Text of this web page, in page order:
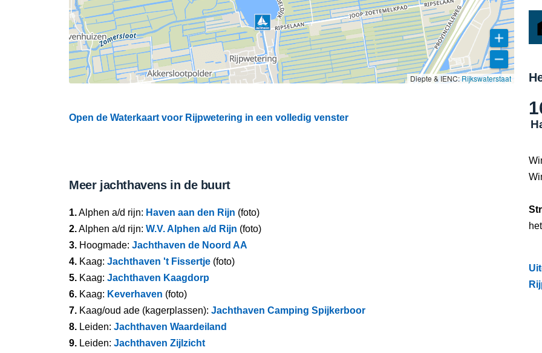
Diepte & IENC: Rijkswaterstaat
Open de Waterkaart voor Rijpwetering in een volledig venster
Meer jachthavens in de buurt
1.Alphen a/d rijn: Haven aan den Rijn (foto)
2.Alphen a/d rijn: W.V. Alphen a/d Rijn (foto)
3. Hoogmade: Jachthaven de Noord AA
4. Kaag: Jachthaven 't Fissertje (foto)
5. Kaag: Jachthaven Kaagdorp
6. Kaag: Keverhaven (foto)
7. Kaag/oud ade (kagerplassen): Jachthaven Camping Spijkerboor
8. Leiden: Jachthaven Waardeiland
9. Leiden: Jachthaven Zijlzicht